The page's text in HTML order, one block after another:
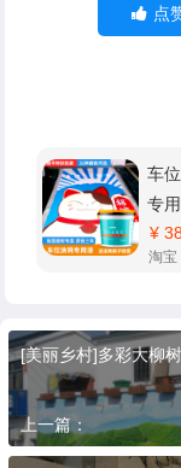
点
车
专
¥
淘宝
[美丽乡村]多彩大柳
上一篇：